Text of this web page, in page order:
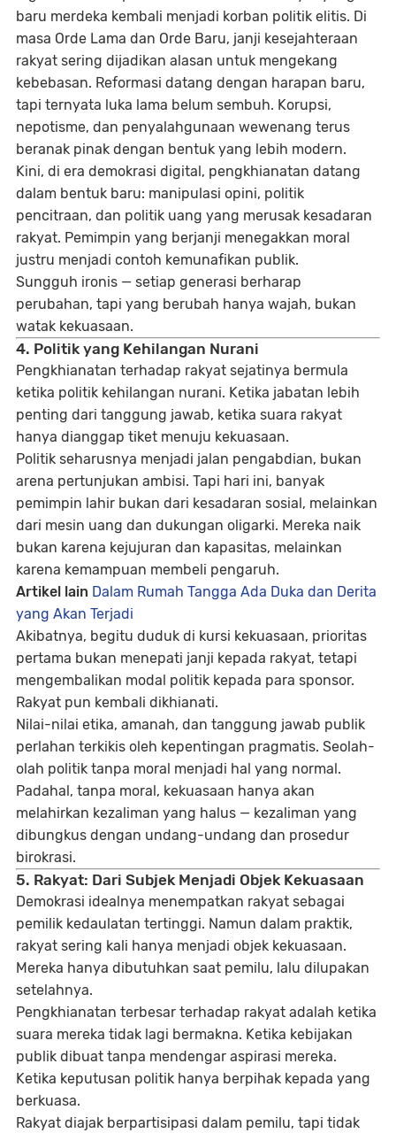
baru merdeka kembali menjadi korban politik elitis. Di
masa Orde Lama dan Orde Baru, janji kesejahteraan
rakyat sering dijadikan alasan untuk mengekang
kebebasan. Reformasi datang dengan harapan baru,
tapi ternyata luka lama belum sembuh. Korupsi,
nepotisme, dan penyalahgunaan wewenang terus
beranak pinak dengan bentuk yang lebih modern.
Kini, di era demokrasi digital, pengkhianatan datang
dalam bentuk baru: manipulasi opini, politik
pencitraan, dan politik uang yang merusak kesadaran
rakyat. Pemimpin yang berjanji menegakkan moral
justru menjadi contoh kemunafikan publik.
Sungguh ironis — setiap generasi berharap
perubahan, tapi yang berubah hanya wajah, bukan
watak kekuasaan.
4. Politik yang Kehilangan Nurani
Pengkhianatan terhadap rakyat sejatinya bermula
ketika politik kehilangan nurani. Ketika jabatan lebih
penting dari tanggung jawab, ketika suara rakyat
hanya dianggap tiket menuju kekuasaan.
Politik seharusnya menjadi jalan pengabdian, bukan
arena pertunjukan ambisi. Tapi hari ini, banyak
pemimpin lahir bukan dari kesadaran sosial, melainkan
dari mesin uang dan dukungan oligarki. Mereka naik
bukan karena kejujuran dan kapasitas, melainkan
karena kemampuan membeli pengaruh.
Artikel lain Dalam Rumah Tangga Ada Duka dan Derita
yang Akan Terjadi
Akibatnya, begitu duduk di kursi kekuasaan, prioritas
pertama bukan menepati janji kepada rakyat, tetapi
mengembalikan modal politik kepada para sponsor.
Rakyat pun kembali dikhianati.
Nilai-nilai etika, amanah, dan tanggung jawab publik
perlahan terkikis oleh kepentingan pragmatis. Seolah-
olah politik tanpa moral menjadi hal yang normal.
Padahal, tanpa moral, kekuasaan hanya akan
melahirkan kezaliman yang halus — kezaliman yang
dibungkus dengan undang-undang dan prosedur
birokrasi.
5. Rakyat: Dari Subjek Menjadi Objek Kekuasaan
Demokrasi idealnya menempatkan rakyat sebagai
pemilik kedaulatan tertinggi. Namun dalam praktik,
rakyat sering kali hanya menjadi objek kekuasaan.
Mereka hanya dibutuhkan saat pemilu, lalu dilupakan
setelahnya.
Pengkhianatan terbesar terhadap rakyat adalah ketika
suara mereka tidak lagi bermakna. Ketika kebijakan
publik dibuat tanpa mendengar aspirasi mereka.
Ketika keputusan politik hanya berpihak kepada yang
berkuasa.
Rakyat diajak berpartisipasi dalam pemilu, tapi tidak